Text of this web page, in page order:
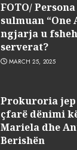
FOTO/
sulmuan “One
ngjarja u
serverat?
MARCH 25, 2025
Prokuroria jep
çfarë dënimi
Mariela dhe
Berishën